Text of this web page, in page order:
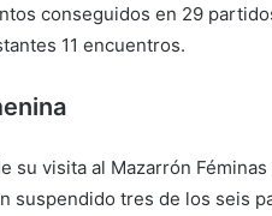
conseguidos en 29
11 encuentros.
su visita al Mazarrón
suspendido tres de los seis